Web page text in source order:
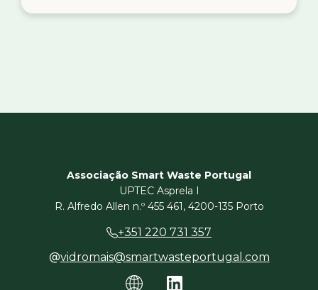
Associação Smart Waste Portugal
UPTEC Asprela I
R. Alfredo Allen n.º 455 461, 4200-135 Porto
+351 220 731 357
vidromais@smartwasteportugal.com